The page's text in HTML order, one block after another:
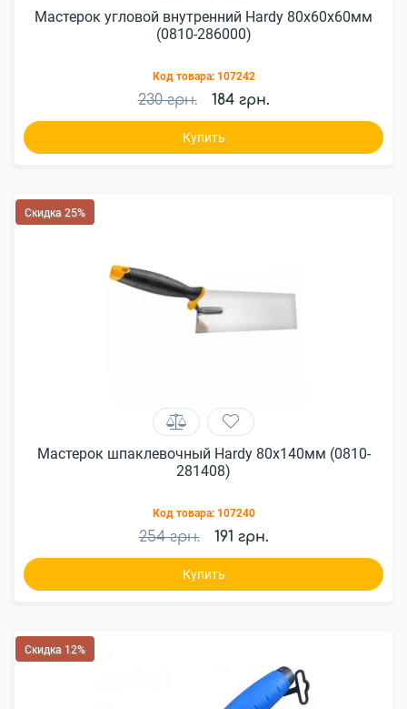
Мастерок угловой внутренний Hardy 80x60x60мм
(0810-286000)
Код товара: 107242
230 грн. 184 грн.
Купить
Скидка 25%
Мастерок шпаклевочный Hardy 80x140мм (0810-
281408)
Код товара: 107240
254 грн. 191 грн.
Купить
Скидка 12%